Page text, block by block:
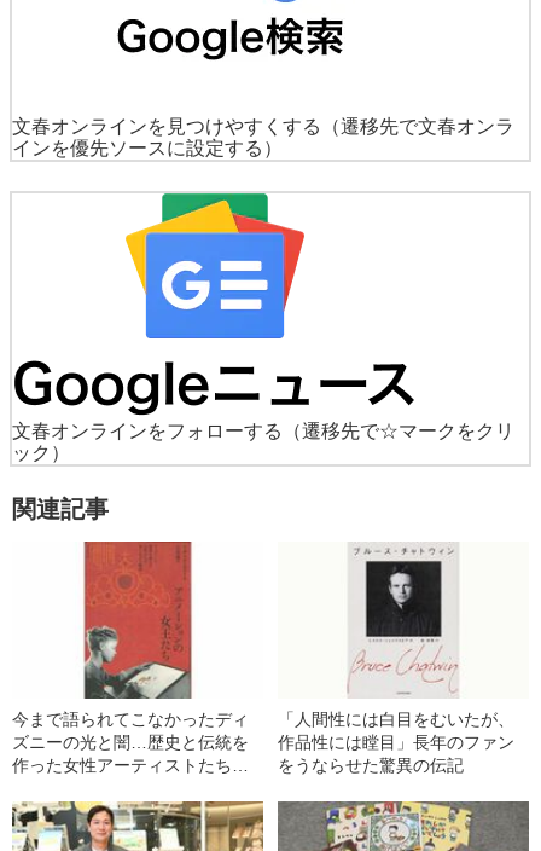
文春オンラインを見つけやすくする
（遷移先で文春オンラ
インを優先ソースに設定する）
文春オンラインをフォローする
（遷移先で☆マークをクリ
ック）
関連記事
今まで語られてこなかったディ
ズニーの光と闇…歴史と伝統を
作った女性アーティストたちの
「人間性には白目をむいたが、
作品性には瞠目」長年のファン
をうならせた驚異の伝記